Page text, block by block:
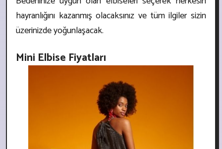
hayranlığını kazanmış olacaksınız ve tüm ilgiler sizin
üzerinizde yoğunlaşacak.
Mini Elbise Fiyatları